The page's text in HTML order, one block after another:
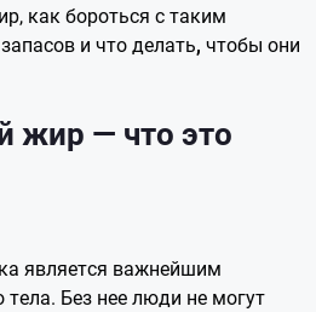
как бороться с таким
и что делать, чтобы они
жир — что это
является важнейшим
тела. Без нее люди не могут